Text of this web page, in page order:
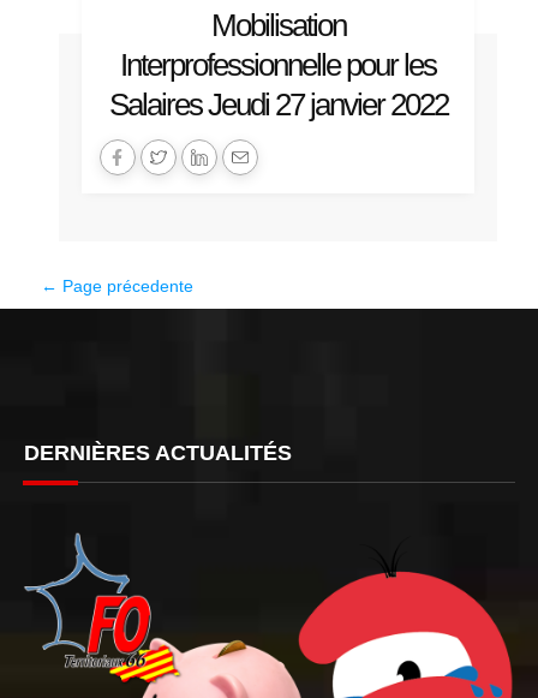
Mobilisation
Interprofessionnelle pour les
Salaires Jeudi 27 janvier 2022
← Page précedente
DERNIÈRES ACTUALITÉS